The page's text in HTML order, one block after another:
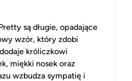
są długie, opadające
wzór, który zdobi
króliczkowi
miękki nosek oraz
wzbudza sympatię i